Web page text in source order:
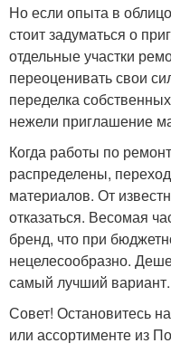
Но если опыта в
стоит задуматься о
отдельные участки
переоценивать свои
переделка
нежели приглашение
Когда работы по
распределены,
материалов. От
отказаться. Весомая
бренд, что при
нецелесообразно.
самый лучший вариант.
Совет! Остановитесь
или ассортименте из